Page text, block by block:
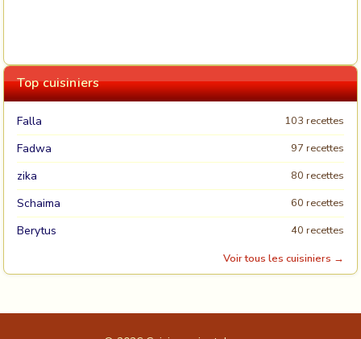
Top cuisiniers
Falla 103 recettes
Fadwa 97 recettes
zika 80 recettes
Schaima 60 recettes
Berytus
40 recettes
Voir tous les cuisiniers →